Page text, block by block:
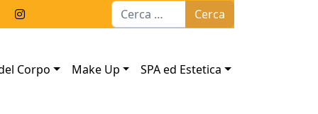
Ricerca per:
Corpo Make Up SPA ed Estetica